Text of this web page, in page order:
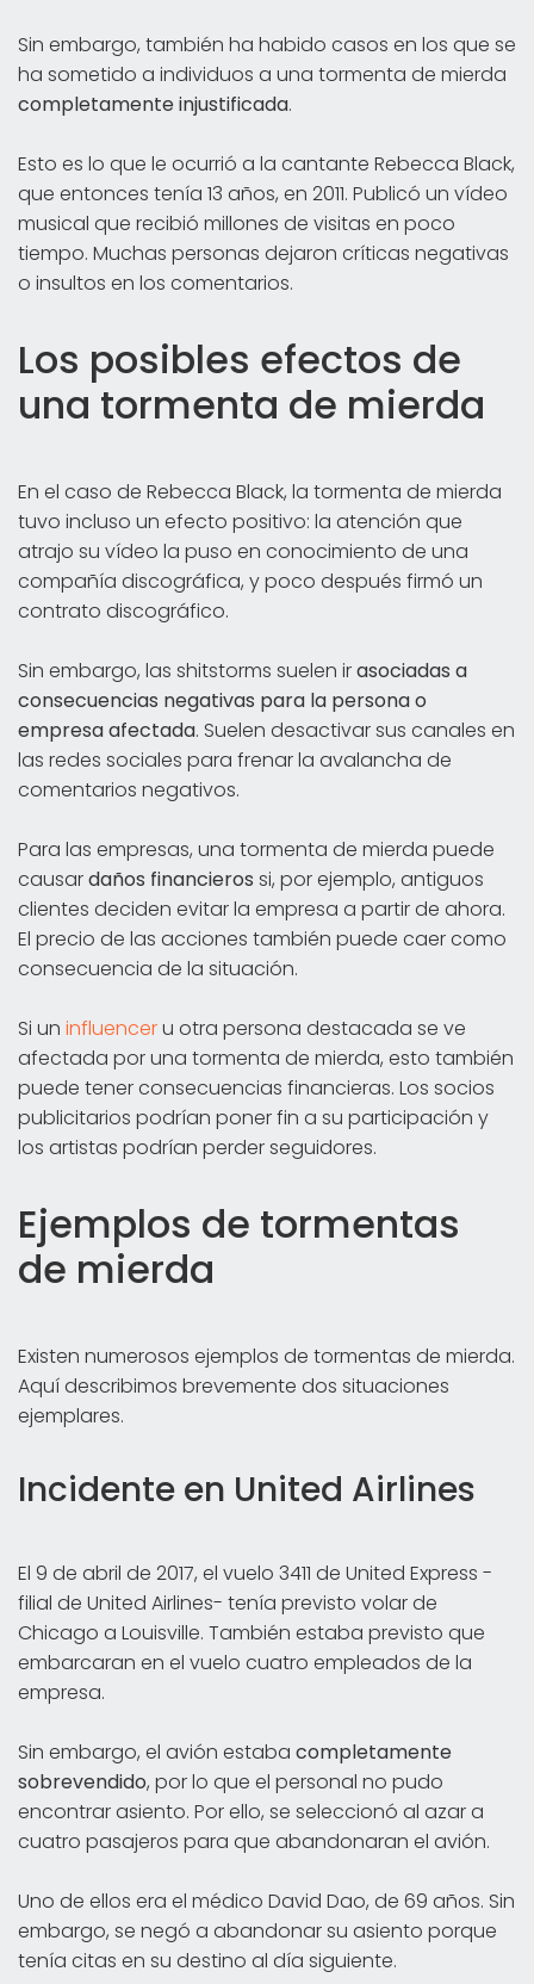
Sin embargo, también ha habido casos en los que se
ha sometido a individuos a una tormenta de mierda
completamente injustificada.
Esto es lo que le ocurrió a la cantante Rebecca Black,
que entonces tenía 13 años, en 2011. Publicó un vídeo
musical que recibió millones de visitas en poco
tiempo. Muchas personas dejaron críticas negativas
o insultos en los comentarios.
Los posibles efectos de
una tormenta de mierda
En el caso de Rebecca Black, la tormenta de mierda
tuvo incluso un efecto positivo: la atención que
atrajo su vídeo la puso en conocimiento de una
compañía discográfica, y poco después firmó un
contrato discográfico.
Sin embargo, las shitstorms suelen irasociadas a
consecuencias negativas para la persona o
empresa afectada. Suelen desactivar sus canales en
las redes sociales para frenar la avalancha de
comentarios negativos.
Para las empresas, una tormenta de mierda puede
causardaños financieros si, por ejemplo, antiguos
clientes deciden evitar la empresa a partir de ahora.
El precio de las acciones también puede caer como
consecuencia de la situación.
Si un influenceru otra persona destacada se ve
afectada por una tormenta de mierda, esto también
puede tener consecuencias financieras. Los socios
publicitarios podrían poner fin a su participación y
los artistas podrían perder seguidores.
Ejemplos de tormentas
de mierda
Existen numerosos ejemplos de tormentas de mierda.
Aquí describimos brevemente dos situaciones
ejemplares.
Incidente en United Airlines
El 9 de abril de 2017, el vuelo 3411 de United Express -
filial de United Airlines- tenía previsto volar de
Chicago a Louisville. También estaba previsto que
embarcaran en el vuelo cuatro empleados de la
empresa.
Sin embargo, el avión estaba completamente
sobrevendido, por lo que el personal no pudo
encontrar asiento. Por ello, se seleccionó al azar a
cuatro pasajeros para que abandonaran el avión.
Uno de ellos era el médico David Dao, de 69 años. Sin
embargo, se negó a abandonar su asiento porque
tenía citas en su destino al día siguiente.